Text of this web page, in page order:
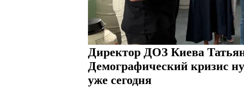
Директор ДОЗ Киева
Демографический кризис
уже сегодня